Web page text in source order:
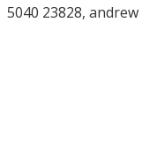
5040 23828,